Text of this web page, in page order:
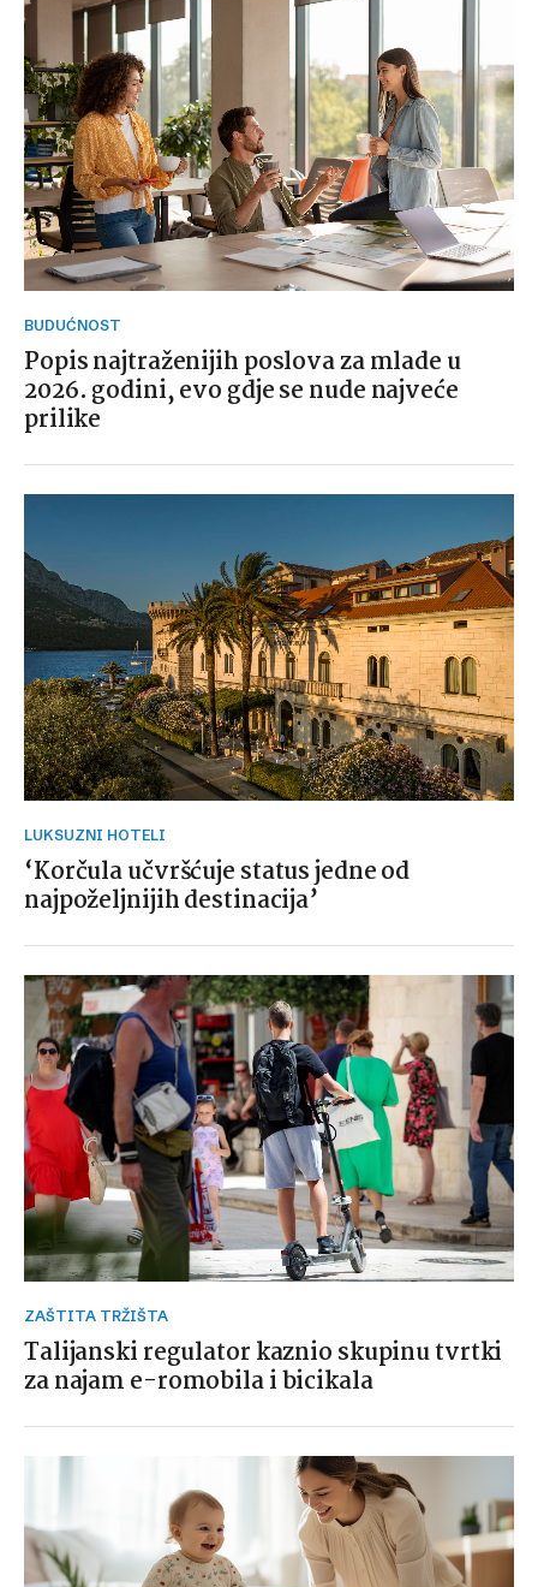
BUDUĆNOST
Popis najtraženijih poslova za mlade u
2026. godini, evo gdje se nude najveće
prilike
LUKSUZNI HOTELI
‘Korčula učvršćuje status jedne od
najpoželjnijih destinacija’
ZAŠTITA TRŽIŠTA
Talijanski regulator kaznio skupinu tvrtki
za najam e-romobila i bicikala